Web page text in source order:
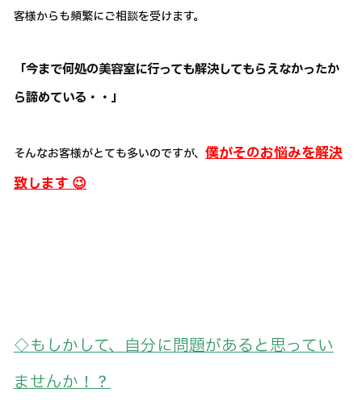
客様からも頻繁にご相談を受けます。
「今まで何処の美容室に行っても解決してもらえなかったか
ら諦めている・・」
そんなお客様がとても多いのですが、 僕がそのお悩みを解決
致します 😉
◇もしかして、自分に問題があると思ってい
ませんか！？